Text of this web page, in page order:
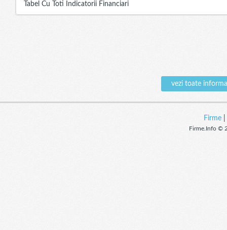
Tabel Cu Toti Indicatorii Financiari
vezi toate
Firme|
Firme.Info ©